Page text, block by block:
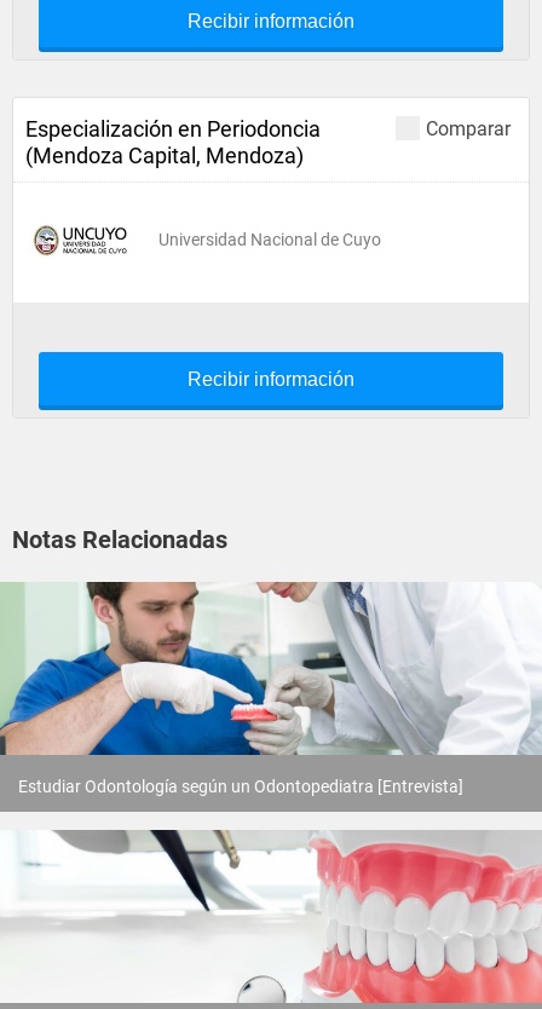
Recibir información
Comparar
Especialización en Periodoncia
(Mendoza Capital, Mendoza)
Universidad Nacional de Cuyo
Recibir información
Notas Relacionadas
Estudiar Odontología según un Odontopediatra [Entrevista]